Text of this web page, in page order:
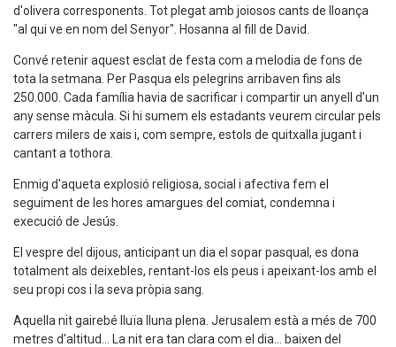
d'olivera corresponents. Tot plegat amb joiosos cants de lloança
"al qui ve en nom del Senyor". Hosanna al fill de David.
Convé retenir aquest esclat de festa com a melodia de fons de
tota la setmana. Per Pasqua els pelegrins arribaven fins als
250.000. Cada família havia de sacrificar i compartir un anyell d'un
any sense màcula. Si hi sumem els estadants veurem circular pels
carrers milers de xais i, com sempre, estols de quitxalla jugant i
cantant a tothora.
Enmig d'aqueta explosió religiosa, social i afectiva fem el
seguiment de les hores amargues del comiat, condemna i
execució de Jesús.
El vespre del dijous, anticipant un dia el sopar pasqual, es dona
totalment als deixebles, rentant-los els peus i apeixant-los amb el
seu propi cos i la seva pròpia sang.
Aquella nit gairebé lluïa lluna plena. Jerusalem està a més de 700
metres d'altitud... La nit era tan clara com el dia... baixen del